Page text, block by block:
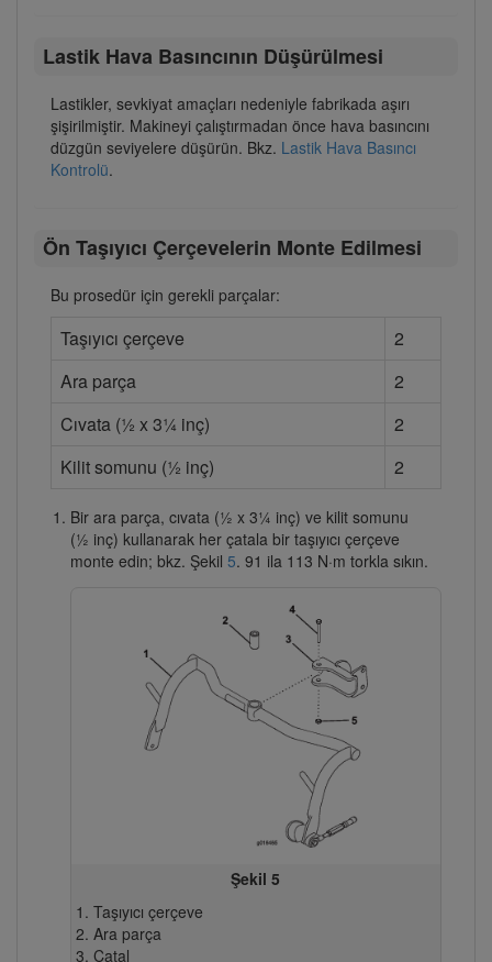
Lastik Hava Basıncının Düşürülmesi
Lastikler, sevkiyat amaçları nedeniyle fabrikada aşırı
şişirilmiştir. Makineyi çalıştırmadan önce hava basıncını
düzgün seviyelere düşürün. Bkz. Lastik Hava Basıncı
Kontrolü.
Ön Taşıyıcı Çerçevelerin Monte Edilmesi
Bu prosedür için gerekli parçalar:
Taşıyıcı çerçeve
2
Ara parça
2
Cıvata (½ x 3¼ inç)
2
Kilit somunu (½ inç)
2
Bir ara parça, cıvata (½ x 3¼ inç) ve kilit somunu
(½ inç) kullanarak her çatala bir taşıyıcı çerçeve
monte edin; bkz. Şekil 5. 91 ila 113 N·m torkla sıkın.
Şekil 5
Taşıyıcı çerçeve
Ara parça
Çatal